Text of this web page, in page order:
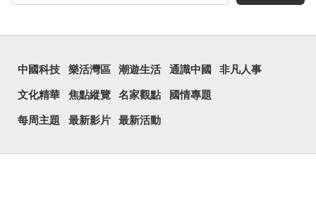
囧字的「八」像一對委
中國科技 樂活灣區 潮遊生活 通識中國 非凡人事
文化精華 焦點縱覽 名家觀點 國情專題
每周主題 最新影片 最新活動